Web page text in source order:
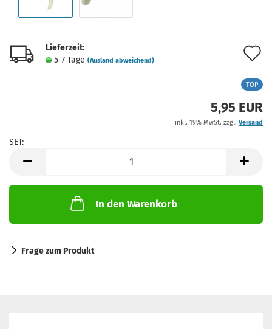
Lieferzeit:
5-7 Tage (Ausland abweichend)
TOP
5,95 EUR
inkl. 19% MwSt. zzgl. Versand
SET:
In den Warenkorb
Frage zum Produkt